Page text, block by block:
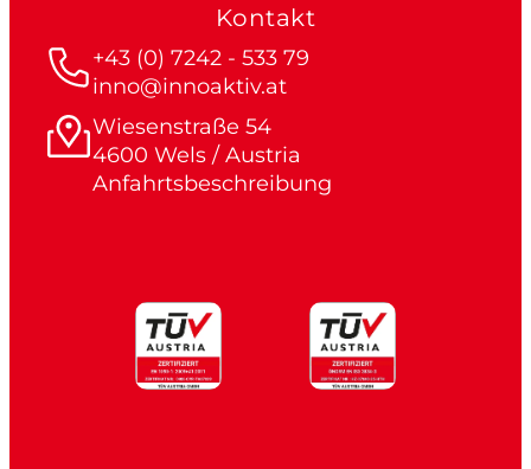
Kontakt
+43 (0) 7242 - 533 79
inno@innoaktiv.at
Wiesenstraße 54
4600 Wels / Austria
Anfahrtsbeschreibung